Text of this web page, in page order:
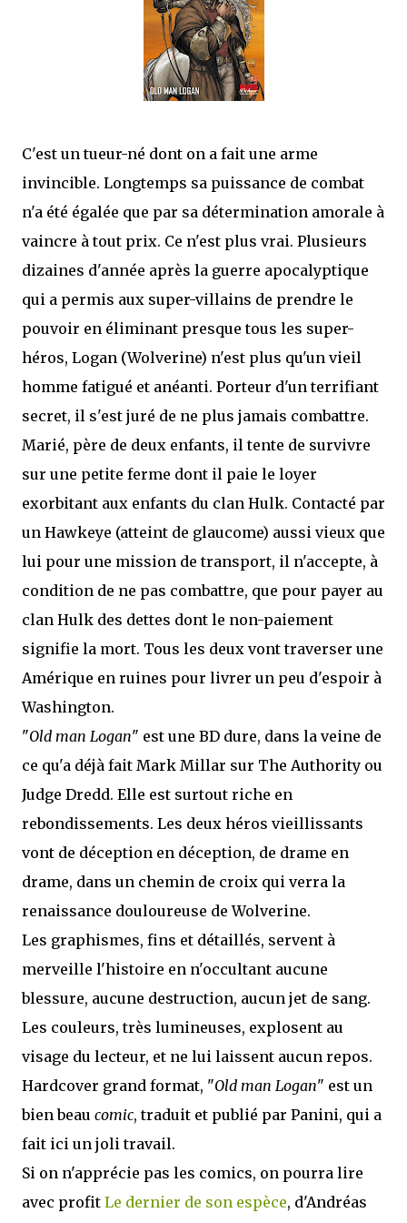
mettre sous tous les yeux. C'est cela...
C'est un tueur-né dont on a fait une arme
invincible. Longtemps sa puissance de combat
n'a été égalée que par sa détermination amorale à
vaincre à tout prix. Ce n'est plus vrai. Plusieurs
dizaines d'année après la guerre apocalyptique
qui a permis aux super-villains de prendre le
pouvoir en éliminant presque tous les super-
héros, Logan (Wolverine) n'est plus qu'un vieil
homme fatigué et anéanti. Porteur d'un terrifiant
secret, il s'est juré de ne plus jamais combattre.
Marié, père de deux enfants, il tente de survivre
sur une petite ferme dont il paie le loyer
exorbitant aux enfants du clan Hulk. Contacté par
un Hawkeye (atteint de glaucome) aussi vieux que
lui pour une mission de transport, il n'accepte, à
condition de ne pas combattre, que pour payer au
clan Hulk des dettes dont le non-paiement
signifie la mort. Tous les deux vont traverser une
Amérique en ruines pour livrer un peu d'espoir à
Washington.
"Old man Logan" est une BD dure, dans la veine de
ce qu'a déjà fait Mark Millar sur The Authority ou
Judge Dredd. Elle est surtout riche en
rebondissements. Les deux héros vieillissants
vont de déception en déception, de drame en
drame, dans un chemin de croix qui verra la
renaissance douloureuse de Wolverine.
Les graphismes, fins et détaillés, servent à
merveille l'histoire en n'occultant aucune
blessure, aucune destruction, aucun jet de sang.
Les couleurs, très lumineuses, explosent au
visage du lecteur, et ne lui laissent aucun repos.
Hardcover grand format, "Old man Logan" est un
bien beau comic, traduit et publié par Panini, qui a
fait ici un joli travail.
Si on n'apprécie pas les comics, on pourra lire
avec profit Le dernier de son espèce, d'Andréas